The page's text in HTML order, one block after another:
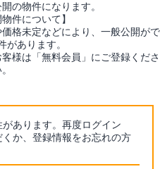
の物件になります。
件について】
格未定などにより、一般公開がで
があります。
様は「無料会員」にご登録くださ
あります。再度ログイン
か、登録情報をお忘れの方